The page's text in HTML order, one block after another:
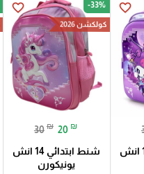
favorite_border
شنط ابتدائي 14 انش
favorite_border -33%
كولكشن 2026
30 ₪ 20 ₪
شنط ابتدائي 14 انش
يونيكورن